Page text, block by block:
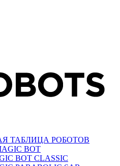
ТАБЛИЦА РОБОТОВ
BOT
BOT CLASSIC